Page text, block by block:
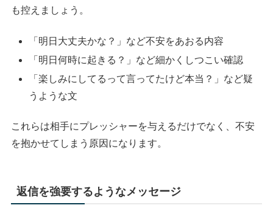
も控えましょう。
「明日大丈夫かな？」など不安をあおる内容
「明日何時に起きる？」など細かくしつこい確認
「楽しみにしてるって言ってたけど本当？」など疑
うような文
これらは相手にプレッシャーを与えるだけでなく、不安
を抱かせてしまう原因になります。
返信を強要するようなメッセージ